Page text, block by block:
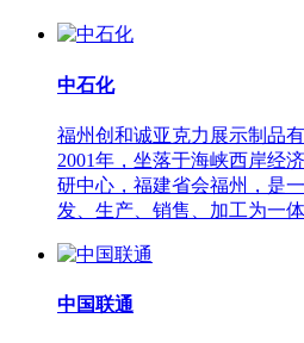
中石化
福州创和诚亚克力展示制品
2001年，坐落于海峡西岸经
研中心，福建省会福州，是
发、生产、销售、加工为一体
中国联通